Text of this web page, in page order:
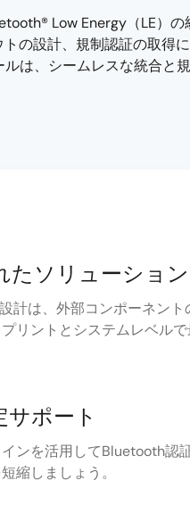
Low Energy（LE）
の設計、規制認証の取得
は、シームレスな統合と
たソリューション
計は、外部コンポーネン
リントとシステムレベル
サポート
ンを活用してBluetooth認
縮しましょう。